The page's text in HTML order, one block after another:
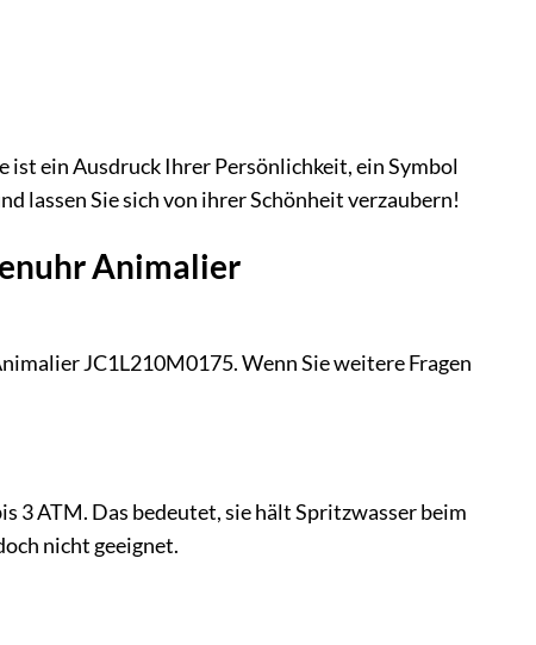
ist ein Ausdruck Ihrer Persönlichkeit, ein Symbol
lassen Sie sich von ihrer Schönheit verzaubern!
Animalier
JC1L210M0175. Wenn Sie weitere Fragen
3 ATM. Das bedeutet, sie hält Spritzwasser beim
nicht geeignet.